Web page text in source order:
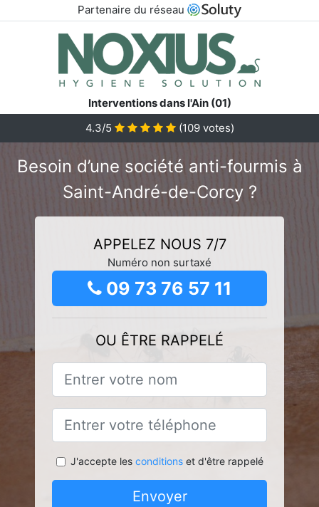
Partenaire du réseau
Interventions dans l'Ain (01)
4.3/5
(109votes)
Besoin d’une société anti-fourmis à
Saint-André-de-Corcy ?
APPELEZ NOUS 7/7
Numéro non surtaxé
09 73 76 57 11
OU ÊTRE RAPPELÉ
J'accepte les conditionset d'être rappelé
Envoyer